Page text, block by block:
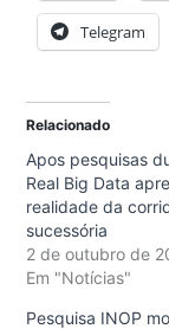
Telegram
Relacionado
Apos pesquisas
Real Big Data
realidade da
sucessória
2 de outubro de
Em "Notícias"
Pesquisa INOP